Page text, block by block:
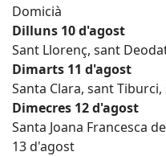
Domicià
Dilluns 10 d'agost
Sant Llorenç, sant
Dimarts 11 d'agost
Santa Clara, sant
Dimecres 12 d'agost
Santa Joana Francesca
13 d'agost